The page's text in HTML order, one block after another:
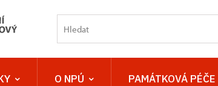
O NPÚ PAMÁTKOVÁ PÉČE